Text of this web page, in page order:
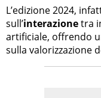
L’edizione 2024,
sull’interazionetra
artificiale, offrendo
sulla valorizzazione